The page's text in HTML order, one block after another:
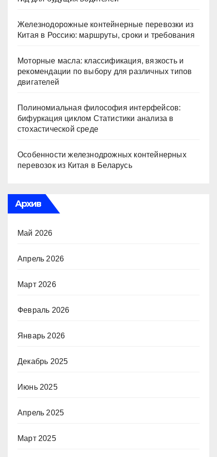
Железнодорожные контейнерные перевозки из
Китая в Россию: маршруты, сроки и требования
Моторные масла: классификация, вязкость и
рекомендации по выбору для различных типов
двигателей
Полиномиальная философия интерфейсов:
бифуркация циклом Статистики анализа в
стохастической среде
Особенности железнодрожных контейнерных
перевозок из Китая в Беларусь
Архив
Май 2026
Апрель 2026
Март 2026
Февраль 2026
Январь 2026
Декабрь 2025
Июнь 2025
Апрель 2025
Март 2025